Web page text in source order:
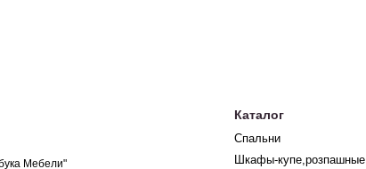
Мебели"
Каталог
Спальни
Шкафы-купе,розпашные